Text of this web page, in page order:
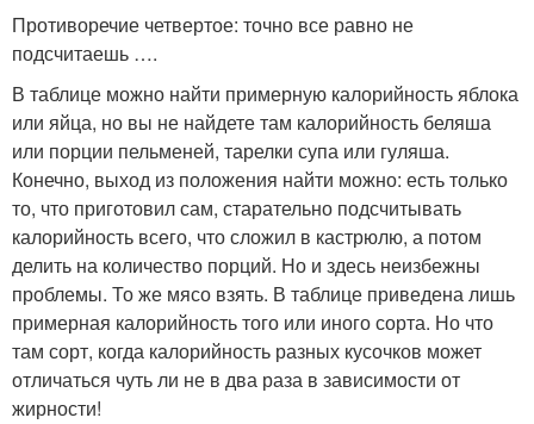
Противоречие четвертое: точно все равно не
подсчитаешь ….
В таблице можно найти примерную калорийность яблока
или яйца, но вы не найдете там калорийность беляша
или порции пельменей, тарелки супа или гуляша.
Конечно, выход из положения найти можно: есть только
то, что приготовил сам, старательно подсчитывать
калорийность всего, что сложил в кастрюлю, а потом
делить на количество порций. Но и здесь неизбежны
проблемы. То же мясо взять. В таблице приведена лишь
примерная калорийность того или иного сорта. Но что
там сорт, когда калорийность разных кусочков может
отличаться чуть ли не в два раза в зависимости от
жирности!